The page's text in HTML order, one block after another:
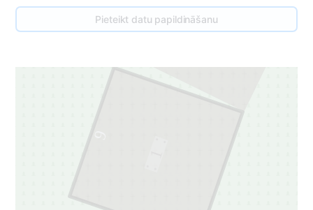
Pieteikt datu papildināšanu